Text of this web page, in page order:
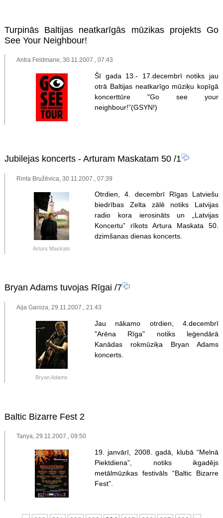
Turpinās Baltijas neatkarīgās mūzikas projekts Go
See Your Neighbour!
Antra Feldmane, 30.11.2007., 07:43
Šī gada 13.- 17.decembrī notiks jau
otrā Baltijas neatkarīgo mūziķu kopīgā
koncerttūre "Go see your
neighbour!”(GSYN!)
Jubilejas koncerts - Arturam Maskatam 50/1
Rinta Bružēvica, 30.11.2007., 07:39
Arturs Maskats
Otrdien, 4. decembrī Rīgas Latviešu
biedrības Zelta zālē notiks Latvijas
radio kora ierosināts un „Latvijas
Koncertu” rīkots Artura Maskata 50.
dzimšanas dienas koncerts.
Bryan Adams tuvojas Rīgai /7
Aija Garoza, 29.11.2007., 21:43
Bryan Adams
Jau nākamo otrdien, 4.decembrī
"Arēna Rīga" notiks leģendārā
Kanādas rokmūziķa Bryan Adams
koncerts.
Baltic Bizarre Fest 2
Tanya, 29.11.2007., 09:50
19. janvārī, 2008. gadā, klubā “Melnā
Piektdiena”, notiks ikgadējs
metālmūzikas festivāls “Baltic Bizarre
Fest”.